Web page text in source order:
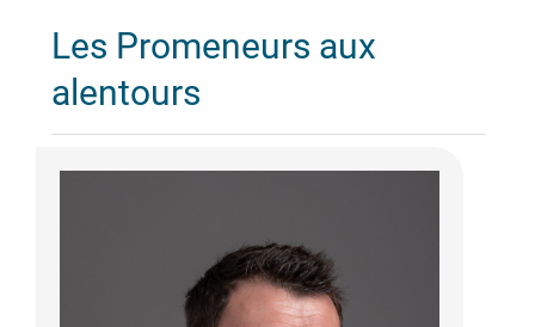
Les Promeneurs aux
alentours